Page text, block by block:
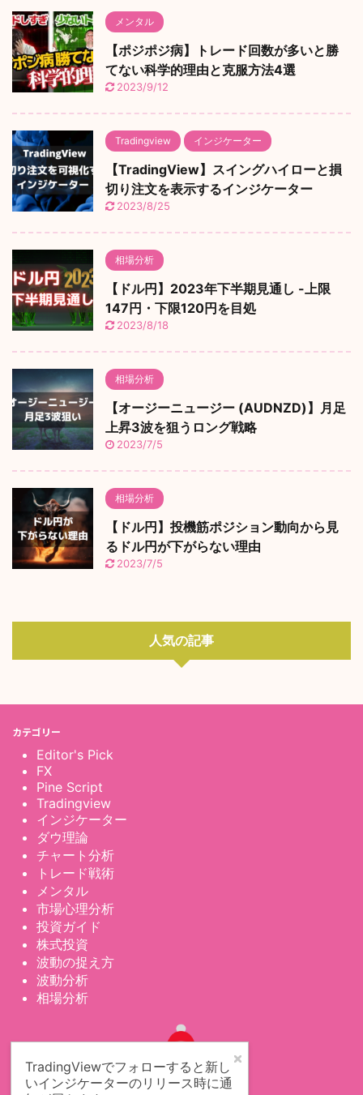
メンタル
【ポジポジ病】トレード回数が多いと勝
てない科学的理由と克服方法4選
2023/9/12
Tradingview インジケーター
【TradingView】スイングハイローと損
切り注文を表示するインジケーター
2023/8/25
相場分析
【ドル円】2023年下半期見通し -上限
147円・下限120円を目処
2023/8/18
相場分析
【オージーニュージー (AUDNZD)】月足
上昇3波を狙うロング戦略
2023/7/5
相場分析
【ドル円】投機筋ポジション動向から見
るドル円が下がらない理由
2023/7/5
人気の記事
カテゴリー
Editor's Pick
FX
Pine Script
Tradingview
インジケーター
ダウ理論
チャート分析
トレード戦術
メンタル
市場心理分析
投資ガイド
株式投資
波動の捉え方
波動分析
相場分析
TradingViewでフォローすると新し
いインジケーターのリリース時に通